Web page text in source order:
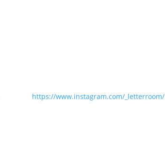
https://www.instagram.com/_letterroom/